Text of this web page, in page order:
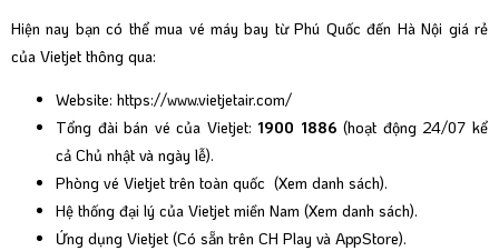
Hiện nay bạn có thể mua vé máy bay từ Phú Quốc đến Hà Nội giá rẻ
của Vietjet thông qua:
Website: https://www.vietjetair.com/
Tổng đài bán vé của Vietjet: 1900 1886 (hoạt động 24/07 kể
cả Chủ nhật và ngày lễ).
Phòng vé Vietjet trên toàn quốc (Xem danh sách).
Hệ thống đại lý của Vietjet miền Nam (Xem danh sách).
Ứng dụng Vietjet (Có sẵn trên CH Play và AppStore).